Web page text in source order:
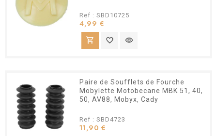
Ref : SBD10725
4,99 €
shopping_cart favorite_border visibility
Paire de Soufflets de Fourche
Mobylette Motobecane MBK 51, 40,
50, AV88, Mobyx, Cady
Ref : SBD4723
11,90 €